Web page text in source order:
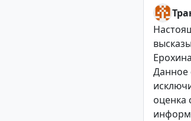
Данное
оценка